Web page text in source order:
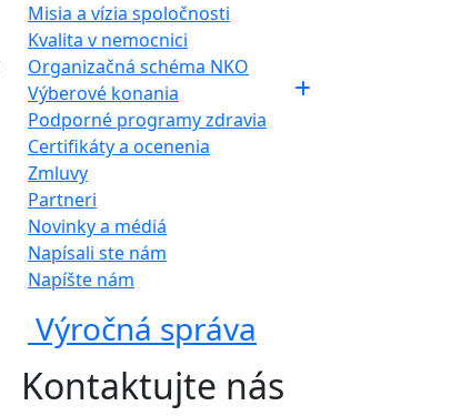
Misia a vízia spoločnosti
Kvalita v nemocnici
Organizačná schéma NKO
Výberové konania
Podporné programy zdravia
Certifikáty a ocenenia
Zmluvy
Partneri
Novinky a médiá
Napísali ste nám
Napíšte nám
Výročná správa
Kontaktujte nás